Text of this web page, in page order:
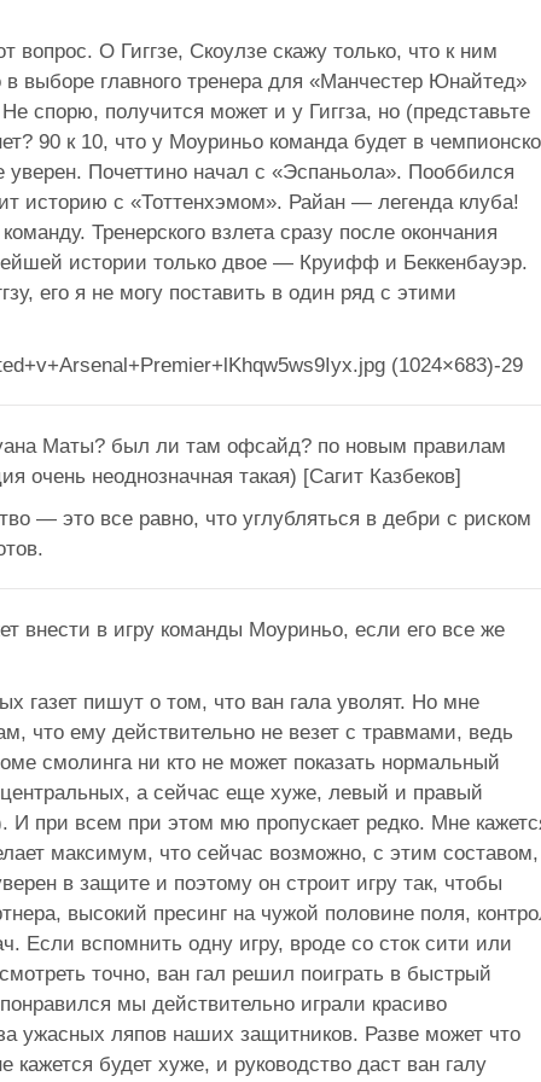
вопрос. О Гиггзе, Скоулзе скажу только, что к ним
выборе главного тренера для «Манчестер Юнайтед»
спорю, получится может и у Гиггза, но (представьте
90 к 10, что у Моуриньо команда будет в
уверен. Почеттино начал с «Эспаньола». Пооббился
историю с «Тоттенхэмом». Райан — легенда клуба!
Тренерского взлета сразу после окончания
истории только двое — Круифф и Беккенбауэр.
его я не могу поставить в один ряд с этими
Маты? был ли там офсайд? по новым правилам
очень неоднозначная такая) [Сагит Казбеков]
— это все равно, что углубляться в дебри с риском
внести в игру команды Моуриньо, если его все же
газет пишут о том, что ван гала уволят. Но мне
что ему действительно не везет с травмами, ведь
смолинга ни кто не может показать нормальный
а сейчас еще хуже, левый и правый
при всем при этом мю пропускает редко. Мне
максимум, что сейчас возможно, с этим составом,
в защите и поэтому он строит игру так, чтобы
высокий пресинг на чужой половине поля,
Если вспомнить одну игру, вроде со сток сити или
точно, ван гал решил поиграть в быстрый
мы действительно играли красиво
ужасных ляпов наших защитников. Разве может что
будет хуже, и руководство даст ван галу